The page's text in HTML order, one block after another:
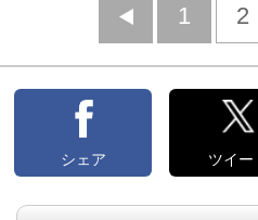
前
へ
1 2
シェア ツイー